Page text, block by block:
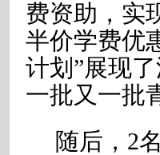
费资助，实
半价学费优
计划”展现
一批又一批
随后， 2